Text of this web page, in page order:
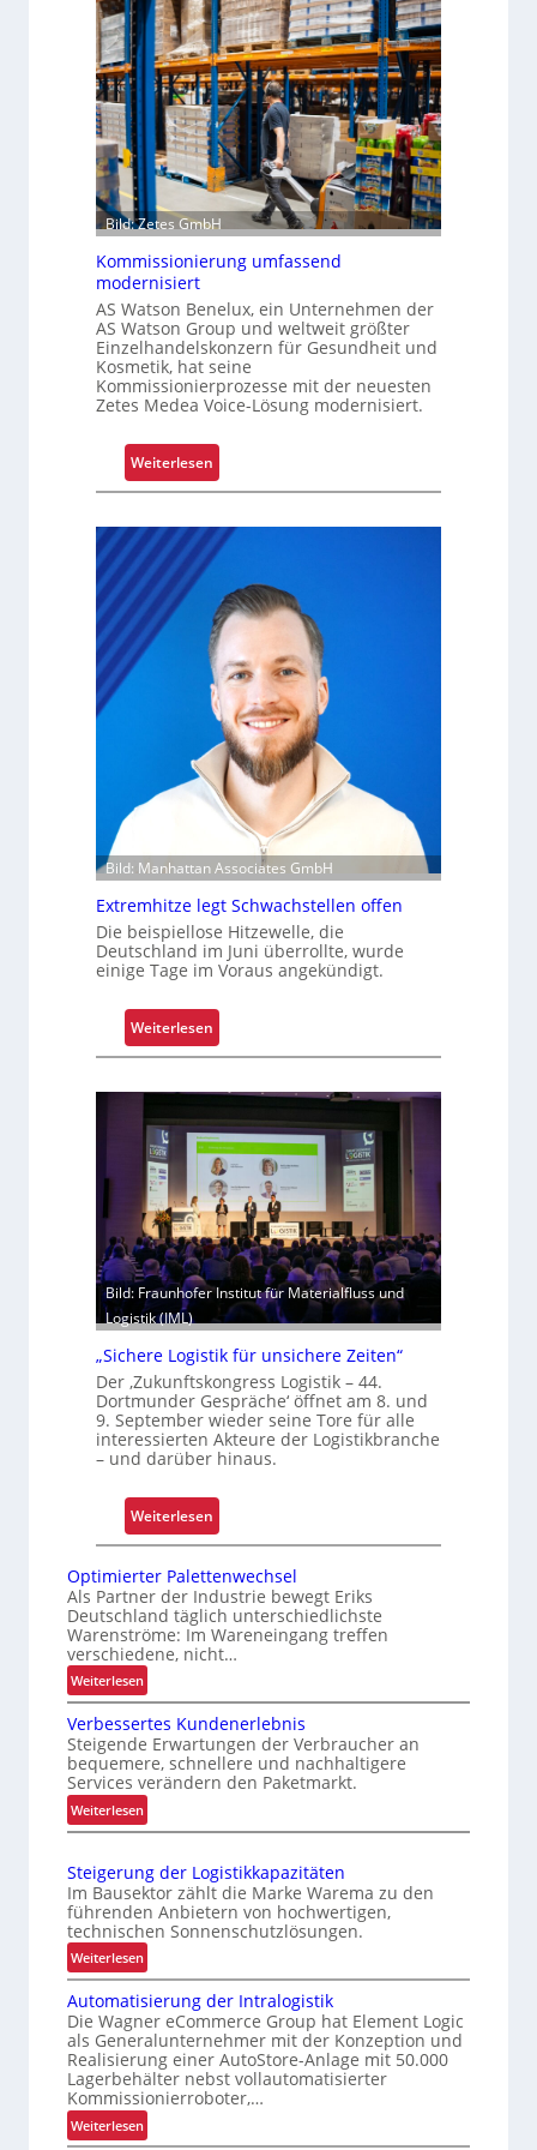
s
t
a
l
s
F
a
r
a
g
a
r
m
-
U
n
i
k
a
f
ü
r
S
c
i
c
t
s
o
f
f
r
o
e
n
Bild: Zetes GmbH
Kommissionierung umfassend
modernisiert
AS Watson Benelux, ein Unternehmen der
AS Watson Group und weltweit größter
Einzelhandelskonzern für Gesundheit und
Kosmetik, hat seine
Kommissionierprozesse mit der neuesten
Zetes Medea Voice-Lösung modernisiert.
Weiterlesen:
K
m
m
s
s
i
o
n
r
u
g
m
f
a
s
e
d
m
o
d
e
r
n
s
i
r
t
Bild: Manhattan Associates GmbH
Extremhitze legt Schwachstellen offen
Die beispiellose Hitzewelle, die
Deutschland im Juni überrollte, wurde
einige Tage im Voraus angekündigt.
Weiterlesen:
E
t
r
e
m
h
i
t
z
e
l
e
g
t
S
c
w
a
h
s
t
e
l
e
n
o
f
n
Bild: Fraunhofer Institut für Materialfluss und
Logistik (IML)
„Sichere Logistik für unsichere Zeiten“
Der ‚Zukunftskongress Logistik – 44.
Dortmunder Gespräche‘ öffnet am 8. und
9. September wieder seine Tore für alle
interessierten Akteure der Logistikbranche
– und darüber hinaus.
Weiterlesen:
„
i
c
h
e
e
L
o
g
t
i
k
f
r
u
n
i
h
Optimierter Palettenwechsel
Als Partner der Industrie bewegt Eriks
Deutschland täglich unterschiedlichste
Warenströme: Im Wareneingang treffen
verschiedene, nicht…
Weiterlesen:
O
p
t
i
m
i
e
t
e
r
P
a
l
e
t
t
e
n
w
Verbessertes Kundenerlebnis
Steigende Erwartungen der Verbraucher an
bequemere, schnellere und nachhaltigere
Services verändern den Paketmarkt.
Weiterlesen:
V
r
b
e
s
s
r
t
e
s
K
u
Steigerung der Logistikkapazitäten
Im Bausektor zählt die Marke Warema zu den
führenden Anbietern von hochwertigen,
technischen Sonnenschutzlösungen.
Weiterlesen:
S
t
e
i
g
e
r
u
Automatisierung der Intralogistik
Die Wagner eCommerce Group hat Element Logic
als Generalunternehmer mit der Konzeption und
Realisierung einer AutoStore-Anlage mit 50.000
Lagerbehälter nebst vollautomatisierter
Kommissionierroboter,…
Weiterlesen: